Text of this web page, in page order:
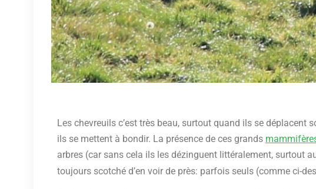
Les chevreuils c’est très beau, surtout quand ils se déplacent
ils se mettent à bondir. La présence de ces grands
arbres (car sans cela ils les dézinguent littéralement, surtout
toujours scotché d’en voir de près: parfois seuls (comme ci-